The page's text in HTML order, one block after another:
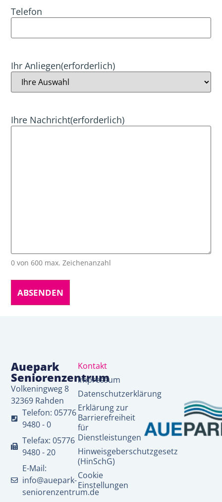
Telefon
Ihr Anliegen(erforderlich)
Ihre Nachricht(erforderlich)
0 von 600 max. Zeichenanzahl
Auepark
Seniorenzentrum
Volkeningweg 8
32369 Rahden
Telefon: 05776
9480 - 0
Telefax: 05776
9480 - 20
E-Mail:
info@auepark-
seniorenzentrum.de
Kontakt
Impressum
Datenschutzerklärung
Erklärung zur
Barrierefreiheit
für
Dienstleistungen
Hinweisgeberschutzgesetz
(HinSchG)
Cookie
Einstellungen